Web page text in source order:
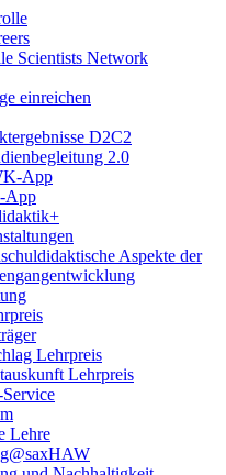
Scientists Network
einreichen
D2C2
2.0
App
App
Aspekte der
Lehrpreis
Lehrpreis
Lehre